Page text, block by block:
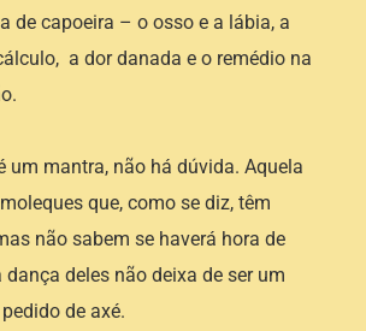
de capoeira – o osso e a lábia, a
a dor danada e o remédio na
um mantra, não há dúvida. Aquela
que, como se diz, têm
não sabem se haverá hora de
dança deles não deixa de ser um
de axé.